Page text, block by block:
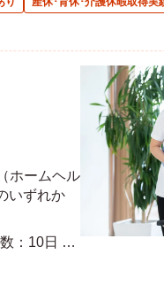
ホームヘル
いずれか